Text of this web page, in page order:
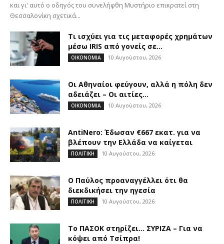
και γι' αυτό ο οδηγός του συνελήφθη Μυστήριο επικρατεί στη
Θεσσαλονίκη σχετικά...
Τι ισχύει για τις μεταφορές χρημάτων
μέσω IRIS από γονείς σε...
ΟΙΚΟΝΟΜΙΑ 10 Αυγούστου, 2026
Οι Αθηναίοι φεύγουν, αλλά η πόλη δεν
αδειάζει – Οι αιτίες...
ΟΙΚΟΝΟΜΙΑ 10 Αυγούστου, 2026
AntiNero: Έδω­σαν €667 εκατ. για να
βλέπουν την Ελλάδα να καίγε­ται
ΠΟΛΙΤΙΚΗ 10 Αυγούστου, 2026
Ο Παύλος προαναγγέλλει ότι θα
διεκδικήσει την ηγεσία
ΠΟΛΙΤΙΚΗ 10 Αυγούστου, 2026
Το ΠΑΣΟΚ στηρίζει… ΣΥΡΙΖΑ – Για να
κόψει από Τσίπρα!